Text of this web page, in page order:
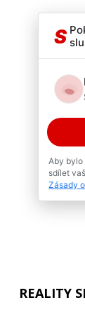
REALITY
S
Aby bylo
sdílet
Zásady